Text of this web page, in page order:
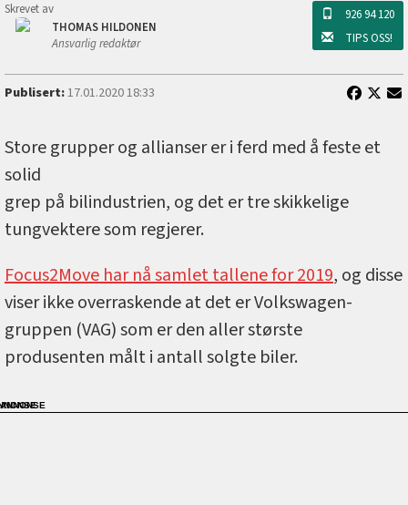
Skrevet av
THOMAS HILDONEN
Ansvarlig redaktør
926 94 120
TIPS OSS!
Publisert:17.01.2020 18:33
Store grupper og allianser er i ferd med å feste et
solid
grep på bilindustrien, og det er tre skikkelige
tungvektere som regjerer.
Focus2Move har nå samlet tallene for 2019, og disse
viser ikke overraskende at det er Volkswagen-
gruppen (VAG) som er den aller største
produsenten målt i antall solgte biler.